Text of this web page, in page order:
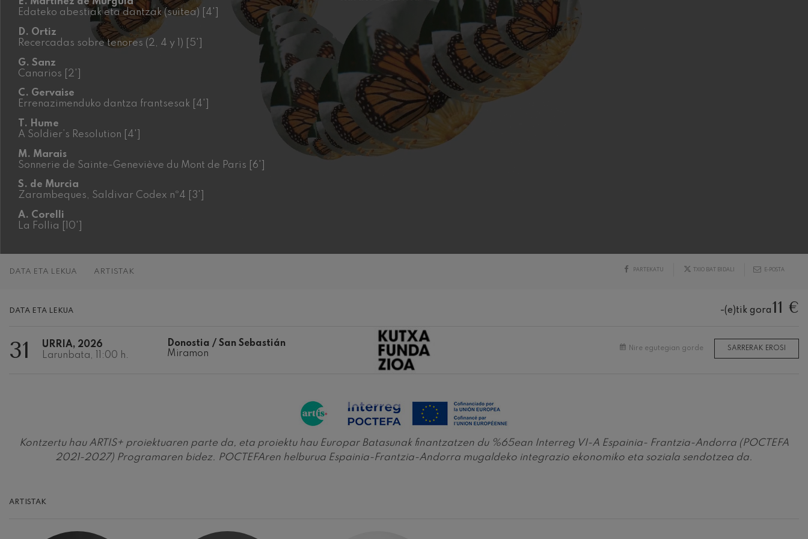
Edateko abestiak eta dantzak (suitea) [4']
D. Ortiz
Recercadas sobre tenores (2, 4 y 1) [5']
G. Sanz
Canarios [2']
C. Gervaise
Errenazimenduko dantza frantsesak [4']
T. Hume
A Soldier’s Resolution [4']
M. Marais
Sonnerie de Sainte-Geneviève du Mont de Paris [6']
S. de Murcia
Zarambeques, Saldivar Codex nº4 [3']
A. Corelli
La Follia [10']
DATA ETA LEKUA ARTISTAK PARTEKATU TXIO BAT BIDALI E-POSTA
DATA ETA LEKUA
31
URRIA, 2026
Larunbata, 11:00 h.
Donostia / San Sebastián
Miramon
Nire egutegian gorde SARRERAK EROSI
-(e)tik gora11 €
Kontzertu hau ARTIS+ proiektuaren parte da, eta proiektu hau Europar Batasunak finantzatzen du %65ean Interreg VI-A Espainia- Frantzia-Andorra (POCTEFA
2021-2027) Programaren bidez. POCTEFAren helburua Espainia-Frantzia-Andorra mugaldeko integrazio ekonomiko eta soziala sendotzea da.
ARTISTAK
C. Franck: Bariazio sinfonikoak
C. Franck
J. Brahms: 4. Sinfonia
J. C. Arriaga: Los esclavos felices. Obertura
Joseph Haydn: 83. Sinfonia
El cant dels ocells
Johannes Brahms: Pianorako 1. Kontzertua
Ludwig van Beethoven: 2. Sinfonia
Wolfgang Amadeus Mozart: Biolinerako 5.
Kontzertua
Wolfgang Amadeus Mozart
Robert Schumann